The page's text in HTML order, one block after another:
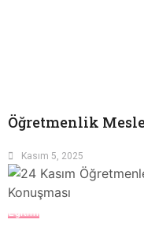
Öğretmenlik
Kasım 5, 2025
Eğitim